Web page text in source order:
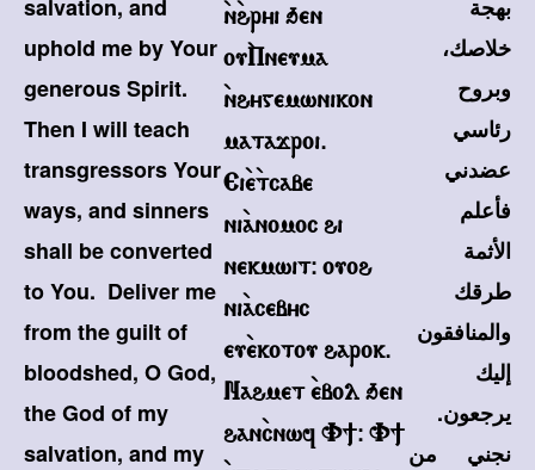
salvation, and
uphold me by Your
generous Spirit.
Then I will teach
transgressors Your
ways, and sinners
shall be converted
to You. Deliver me
from the guilt of
bloodshed, O God,
the God of my
salvation, and my
`n`hryi qen
ou`Pneuma
`nhygemwnikon
matajroi.
Ei`e`tcabe
ni`anomoc hi
nekmwit@ ouoh
ni`acebyc
eu`ekotou harok.
Nahmet `ebol qen
han`cnwf V]@ V]
بهجة
خلاصك،
وبروح
رئاسي
عضدني
فأعلم
الأثمة
طرقك
والمنافقون
إليك
يرجعون.
نجني من